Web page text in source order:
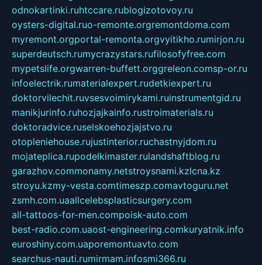
odnokartinki.ruhtccare.rublogizotovoy.ru
oysters-digital.ruo-remonte.orgremontdoma.com
myremont.orgportal-remonta.orgvyitikho.rumirjon.ru
superdeutsch.rumycrazystars.rufilosofyfree.com
mypetslife.orgwarren-buffett.orggreleon.comsp-or.ru
infoelectrik.rumaterialexpert.rudetkiexpert.ru
doktorvilechit.ruvsesvoimirykami.ruinstrumentgid.ru
manikjurinfo.ruhozjajkainfo.rustroimaterials.ru
doktoradvice.ruselskoehozjajstvo.ru
otopleniehouse.rujustinterior.ruchastnyjdom.ru
mojateplica.rupodelkimaster.rulandshaftblog.ru
garazhov.commonamy.netstroysnami.kzlcna.kz
stroyu.kzmy-vesta.comtimeszp.comavtoguru.net
zsmh.com.uaallcelebsplasticsurgery.com
all-tattoos-for-men.compoisk-auto.com
best-radio.com.uaost-engineering.comkuryatnik.info
euroshiny.com.uaporemontuavto.com
searchus-nauti.rumirmam.infosmi366.ru